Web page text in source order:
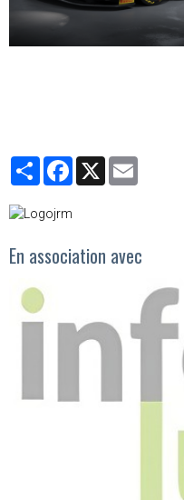
PartagerFacebook
X
En association avec